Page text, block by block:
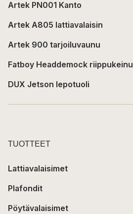
Artek PN001 Kanto
Artek A805 lattiavalaisin
Artek 900 tarjoiluvaunu
Fatboy Headdemock riippukeinu
DUX Jetson lepotuoli
TUOTTEET
Lattiavalaisimet
Plafondit
Pöytävalaisimet